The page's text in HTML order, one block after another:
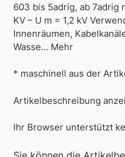
603 bis 5adrig, ab 7adrig
KV – U m = 1,2 kV
Innenräumen,
Wasse… Mehr
* maschinell aus der
Artikelbeschreibung
Ihr Browser unterstützt